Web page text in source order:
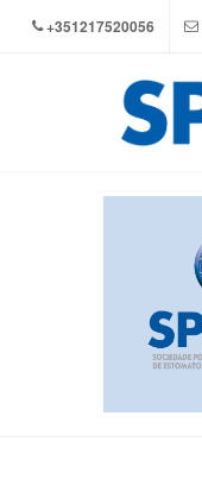
+351217520056